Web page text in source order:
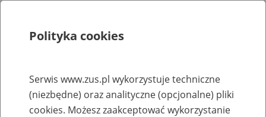
Rejestry, ewidencje i archiwa
Polityka cookies
Serwis www.zus.pl wykorzystuje techniczne
(niezbędne) oraz analityczne (opcjonalne) pliki
cookies. Możesz zaakceptować wykorzystanie